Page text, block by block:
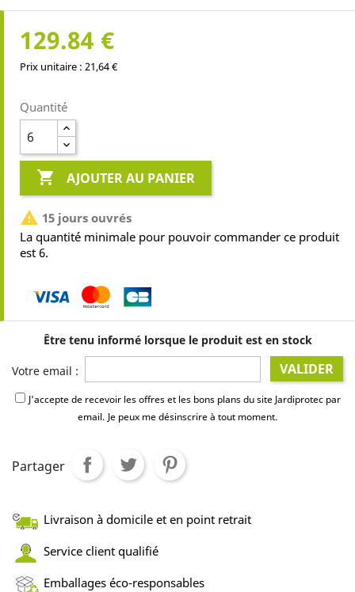
129.84 €
Prix unitaire : 21,64 €
Quantité
 AJOUTER AU PANIER
 15 jours ouvrés
La quantité minimale pour pouvoir commander ce produit
est 6.
Être tenu informé lorsque le produit est en stock
Votre email : VALIDER
J'accepte de recevoir les offres et les bons plans du site Jardiprotec par
email. Je peux me désinscrire à tout moment.
Partager
Livraison à domicile et en point retrait
Service client qualifié
Emballages éco-responsables